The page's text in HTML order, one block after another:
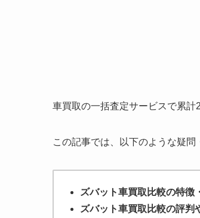
車買取の一括査定サービスで累計
この記事では、以下のような疑問
ズバット車買取比較の特徴
ズバット車買取比較の評判